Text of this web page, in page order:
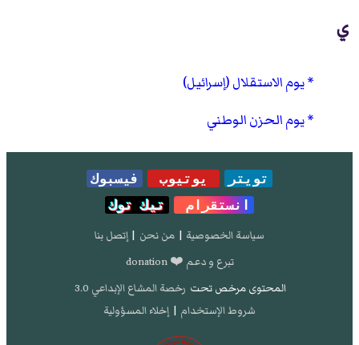
ي
يوم الاستقلال (إسرائيل)
يوم الحزن الوطني
تويتر يوتيوب
فيسبوك
انستقرام
تيك توك
سياسة الخصوصية | من نحن | إتصل بنا
تبرع و دعم ❤️ donation
المحتوى مرخص تحت رخصة المشاع الإبداعي 3.0
شروط الإستخدام | إخلاء المسؤولية